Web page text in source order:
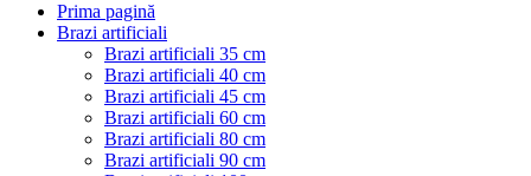
Prima pagină
Brazi artificiali
Brazi artificiali 35 cm
Brazi artificiali 40 cm
Brazi artificiali 45 cm
Brazi artificiali 60 cm
Brazi artificiali 80 cm
Brazi artificiali 90 cm